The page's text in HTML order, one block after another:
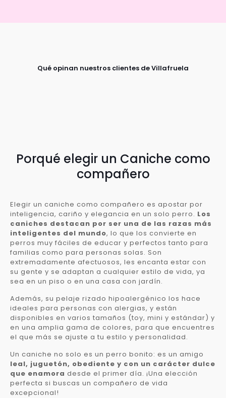
Qué opinan nuestros clientes de Villafruela
Porqué elegir un Caniche como
compañero
Elegir un caniche como compañero es apostar por
inteligencia, cariño y elegancia en un solo perro. Los
caniches destacan por ser una de las razas más
inteligentes del mundo, lo que los convierte en
perros muy fáciles de educar y perfectos tanto para
familias como para personas solas. Son
extremadamente afectuosos, les encanta estar con
su gente y se adaptan a cualquier estilo de vida, ya
sea en un piso o en una casa con jardín.
Además, su pelaje rizado hipoalergénico los hace
ideales para personas con alergias, y están
disponibles en varios tamaños (toy, mini y estándar) y
en una amplia gama de colores, para que encuentres
el que más se ajuste a tu estilo y personalidad.
Un caniche no solo es un perro bonito: es un amigo
leal, juguetón, obediente y con un carácter dulce
que enamora desde el primer día. ¡Una elección
perfecta si buscas un compañero de vida
excepcional!